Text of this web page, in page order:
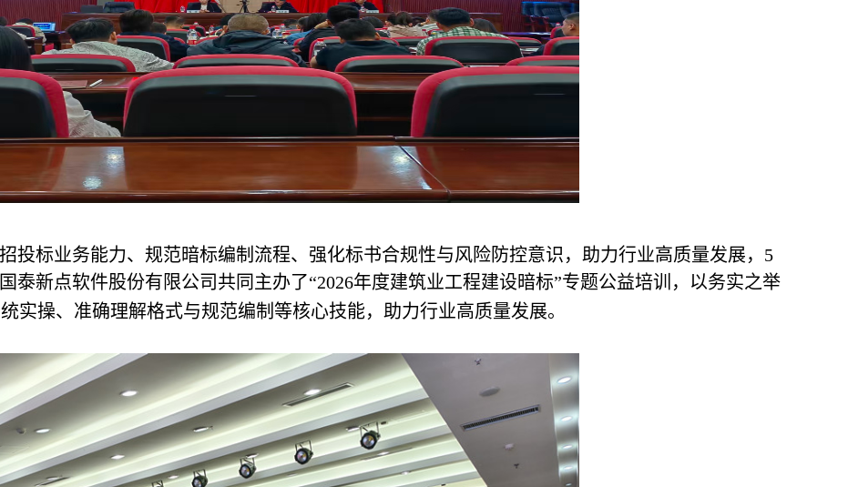
投标业务能力、规范暗标编制流程、强化标书合规性与风险防控意识，助力行业高质量发展，5
泰新点软件股份有限公司共同主办了“2026年度建筑业工程建设暗标”专题公益培训，以务实之举
实操、准确理解格式与规范编制等核心技能，助力行业高质量发展。